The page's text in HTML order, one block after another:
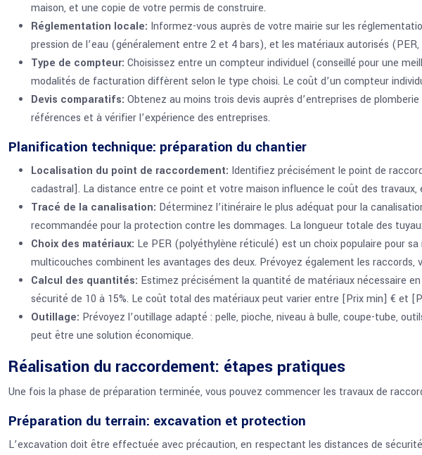
maison, et une copie de votre permis de construire.
Réglementation locale: Informez-vous auprès de votre mairie sur les
pression de l’eau (généralement entre 2 et 4 bars), et les matériaux autorisés
Type de compteur: Choisissez entre un compteur individuel (conseillé pour une
modalités de facturation diffèrent selon le type choisi. Le coût d’un compteur
Devis comparatifs: Obtenez au moins trois devis auprès d’entreprises de
références et à vérifier l’expérience des entreprises.
Planification technique: préparation du chantier
Localisation du point de raccordement: Identifiez précisément le point de
cadastral]. La distance entre ce point et votre maison influence le coût des
Tracé de la canalisation: Déterminez l’itinéraire le plus adéquat pour la
recommandée pour la protection contre les dommages. La longueur totale des
Choix des matériaux: Le PER (polyéthylène réticulé) est un choix populaire pour
multicouches combinent les avantages des deux. Prévoyez également les
Calcul des quantités: Estimez précisément la quantité de matériaux nécessaire
sécurité de 10 à 15%. Le coût total des matériaux peut varier entre [Prix min] € et
Outillage: Prévoyez l’outillage adapté : pelle, pioche, niveau à bulle, coupe-tube,
peut être une solution économique.
Réalisation du raccordement: étapes pratiques
Une fois la phase de préparation terminée, vous pouvez commencer les travaux de
Préparation du terrain: excavation et protection
L’excavation doit être effectuée avec précaution, en respectant les distances de